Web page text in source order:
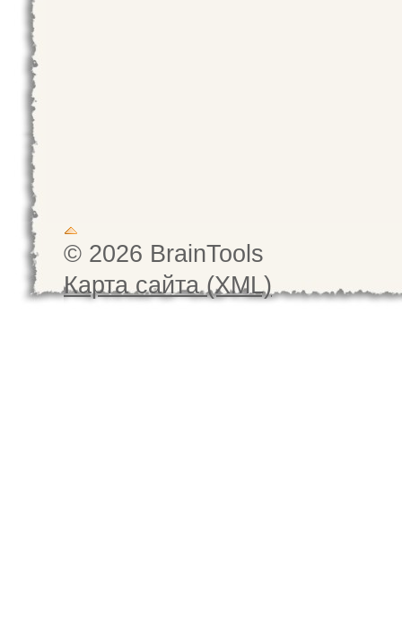
© 2026 BrainTools
Карта сайта (XML)